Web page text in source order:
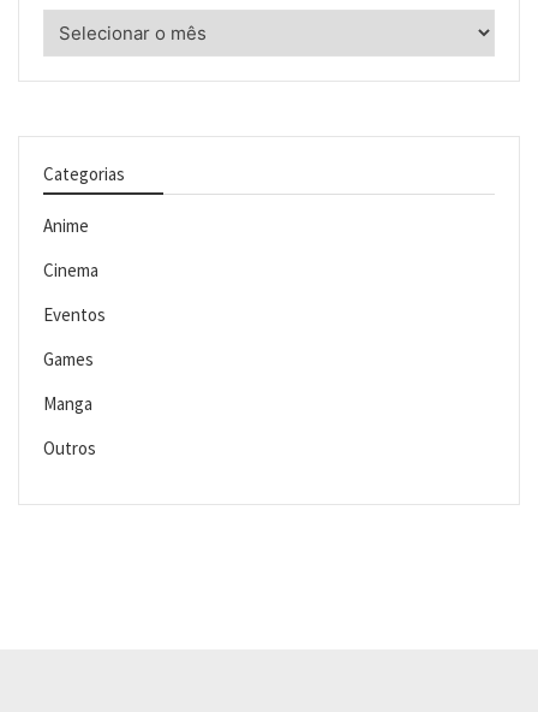
Arquivos
Categorias
Anime
Cinema
Eventos
Games
Manga
Outros